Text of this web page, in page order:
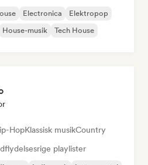
Electronica
Elektropop
House-musik Tech House
HopKlassisk musikCountry
playlister